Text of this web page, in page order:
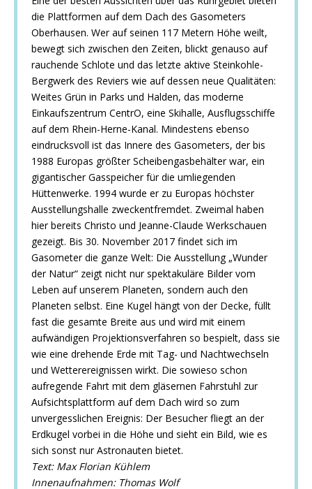
die Plattformen auf dem Dach des Gasometers
Oberhausen. Wer auf seinen 117 Metern Höhe weilt,
bewegt sich zwischen den Zeiten, blickt genauso auf
rauchende Schlote und das letzte aktive Steinkohle-
Bergwerk des Reviers wie auf dessen neue Qualitäten:
Weites Grün in Parks und Halden, das moderne
Einkaufszentrum CentrO, eine Skihalle, Ausflugsschiffe
auf dem Rhein-Herne-Kanal. Mindestens ebenso
eindrucksvoll ist das Innere des Gasometers, der bis
1988 Europas größter Scheibengasbehälter war, ein
gigantischer Gasspeicher für die umliegenden
Hüttenwerke. 1994 wurde er zu Europas höchster
Ausstellungshalle zweckentfremdet. Zweimal haben
hier bereits Christo und Jeanne-Claude Werkschauen
gezeigt. Bis 30. November 2017 findet sich im
Gasometer die ganze Welt: Die Ausstellung „Wunder
der Natur“ zeigt nicht nur spektakuläre Bilder vom
Leben auf unserem Planeten, sondern auch den
Planeten selbst. Eine Kugel hängt von der Decke, füllt
fast die gesamte Breite aus und wird mit einem
aufwändigen Projektionsverfahren so bespielt, dass sie
wie eine drehende Erde mit Tag- und Nachtwechseln
und Wetterereignissen wirkt. Die sowieso schon
aufregende Fahrt mit dem gläsernen Fahrstuhl zur
Aufsichtsplattform auf dem Dach wird so zum
unvergesslichen Ereignis: Der Besucher fliegt an der
Erdkugel vorbei in die Höhe und sieht ein Bild, wie es
sich sonst nur Astronauten bietet.
Text: Max Florian Kühlem
Innenaufnahmen: Thomas Wolf